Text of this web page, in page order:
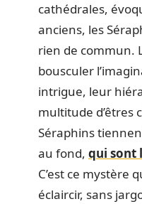
cathédrales,
anciens, les
rien de commun.
bousculer
intrigue, leur
multitude d’êtres
Séraphins
au fond, qui sont
C’est ce mystère
éclaircir, sans